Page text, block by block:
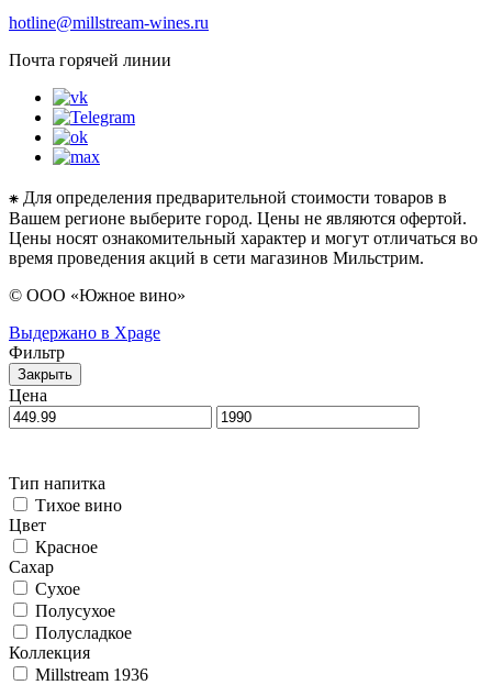
hotline@millstream-wines.ru
Почта горячей линии
⁕ Для определения предварительной стоимости товаров в
Вашем регионе выберите город. Цены не являются офертой.
Цены носят ознакомительный характер и могут отличаться во
время проведения акций в сети магазинов Мильстрим.
© ООО «Южное вино»
Выдержано в Xpage
Фильтр
Закрыть
Цена
Тип напитка
Тихое вино
Цвет
Красное
Сахар
Сухое
Полусухое
Полусладкое
Коллекция
Millstream 1936